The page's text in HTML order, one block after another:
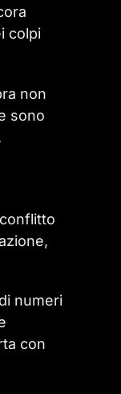
colpi
non
sono
numeri
con